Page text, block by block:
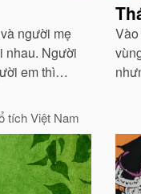
người mẹ
nhau. Người
em thì
tích Việt Nam